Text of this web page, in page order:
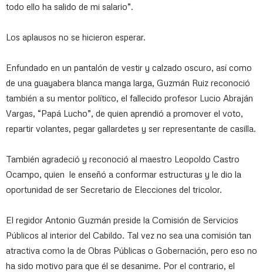
todo ello ha salido de mi salario”.
Los aplausos no se hicieron esperar.
Enfundado en un pantalón de vestir y calzado oscuro, así como
de una guayabera blanca manga larga, Guzmán Ruiz reconoció
también a su mentor político, el fallecido profesor Lucio Abraján
Vargas, “Papá Lucho”, de quien aprendió a promover el voto,
repartir volantes, pegar gallardetes y ser representante de casilla.
También agradeció y reconoció al maestro Leopoldo Castro
Ocampo, quien le enseñó a conformar estructuras y le dio la
oportunidad de ser Secretario de Elecciones del tricolor.
El regidor Antonio Guzmán preside la Comisión de Servicios
Públicos al interior del Cabildo. Tal vez no sea una comisión tan
atractiva como la de Obras Públicas o Gobernación, pero eso no
ha sido motivo para que él se desanime. Por el contrario, el